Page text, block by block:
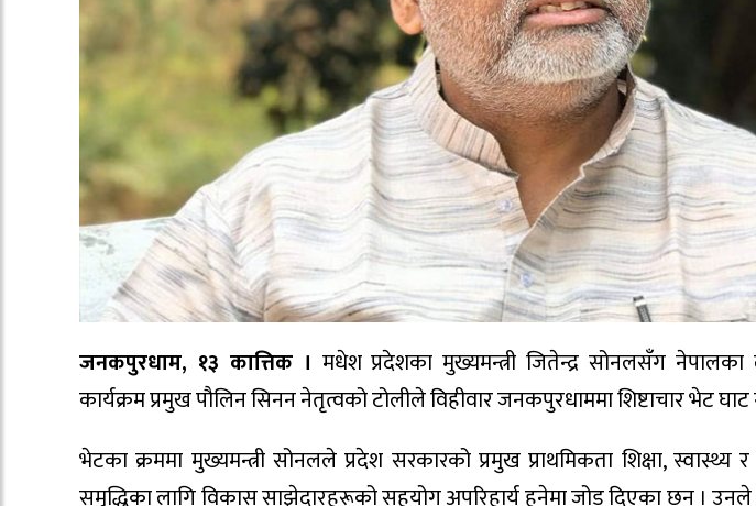
जनकपुरधाम, १३ कात्तिक । मधेश प्रदेशका मुख्यमन्त्री जितेन्द्र सोनलसँग
कार्यक्रम प्रमुख पौलिन सिनन नेतृत्वको टोलीले विहीवार जनकपुरधाममा शिष्टाचार भेट
भेटका क्रममा मुख्यमन्त्री सोनलले प्रदेश सरकारको प्रमुख प्राथमिकता शिक्षा, स्वास्थ्य